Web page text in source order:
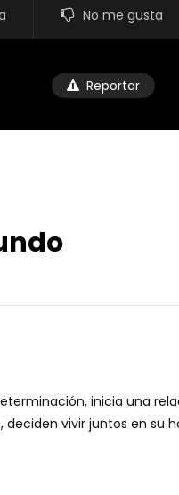
No me gusta
Reportar
inicia una
deciden vivir juntos en su